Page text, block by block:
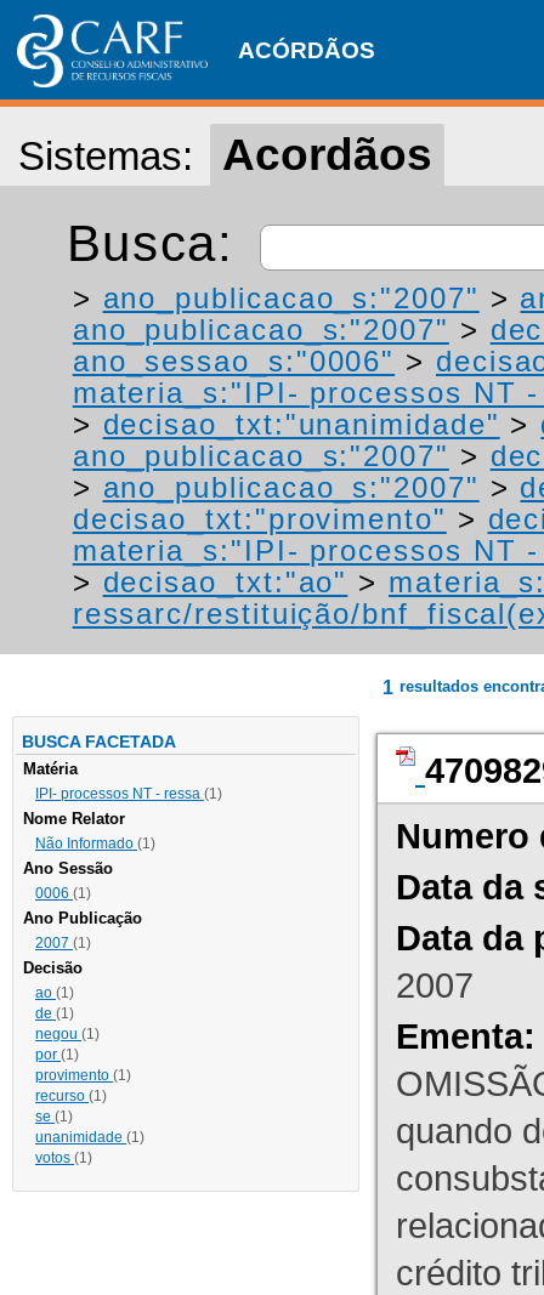
ACÓRDÃOS
Sistemas: Acordãos
Busca:
> ano_publicacao_s:"2007" >
ano_publicacao_s:"2007" >
ano_sessao_s:"0006" >
materia_s:"IPI- processos NT
> decisao_txt:"unanimidade" >
ano_publicacao_s:"2007" >
> ano_publicacao_s:"2007" >
decisao_txt:"provimento" >
materia_s:"IPI- processos NT
> decisao_txt:"ao" >
ressarc/restituição/
BUSCA FACETADA
Matéria
IPI- processos NT - ressa (1)
Nome Relator
Não Informado (1)
Ano Sessão
0006 (1)
Ano Publicação
2007 (1)
Decisão
ao (1)
de (1)
negou (1)
por (1)
provimento (1)
recurso (1)
se (1)
unanimidade (1)
votos (1)
1 resultados
Numero
Data da
Data da
2007
Ementa:
quando
crédito